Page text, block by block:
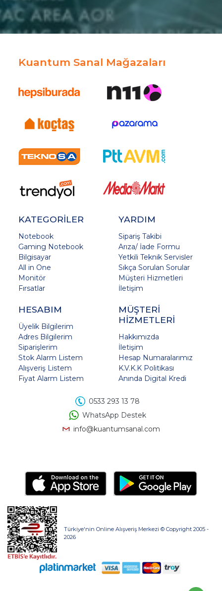
Kuantum Sanal Mağazaları
KATEGORİLER
Notebook
Gaming Notebook
Bilgisayar
All in One
Monitör
Fırsatlar
YARDIM
Sipariş Takibi
Arıza/ İade Formu
Yetkili Teknik Servisler
Sıkça Sorulan Sorular
Müşteri Hizmetleri
İletişim
HESABIM
Üyelik Bilgilerim
Adres Bilgilerim
Siparişlerim
Stok Alarm Listem
Alışveriş Listem
Fiyat Alarm Listem
MÜŞTERİ
HİZMETLERİ
Hakkımızda
İletişim
Hesap Numaralarımız
K.V.K.K Politikası
Anında Digital Kredi
0533 293 13 78
WhatsApp Destek
info@kuantumsanal.com
Türkiye'nin Online Alışveriş Merkezi © Copyright 2005 -
2026